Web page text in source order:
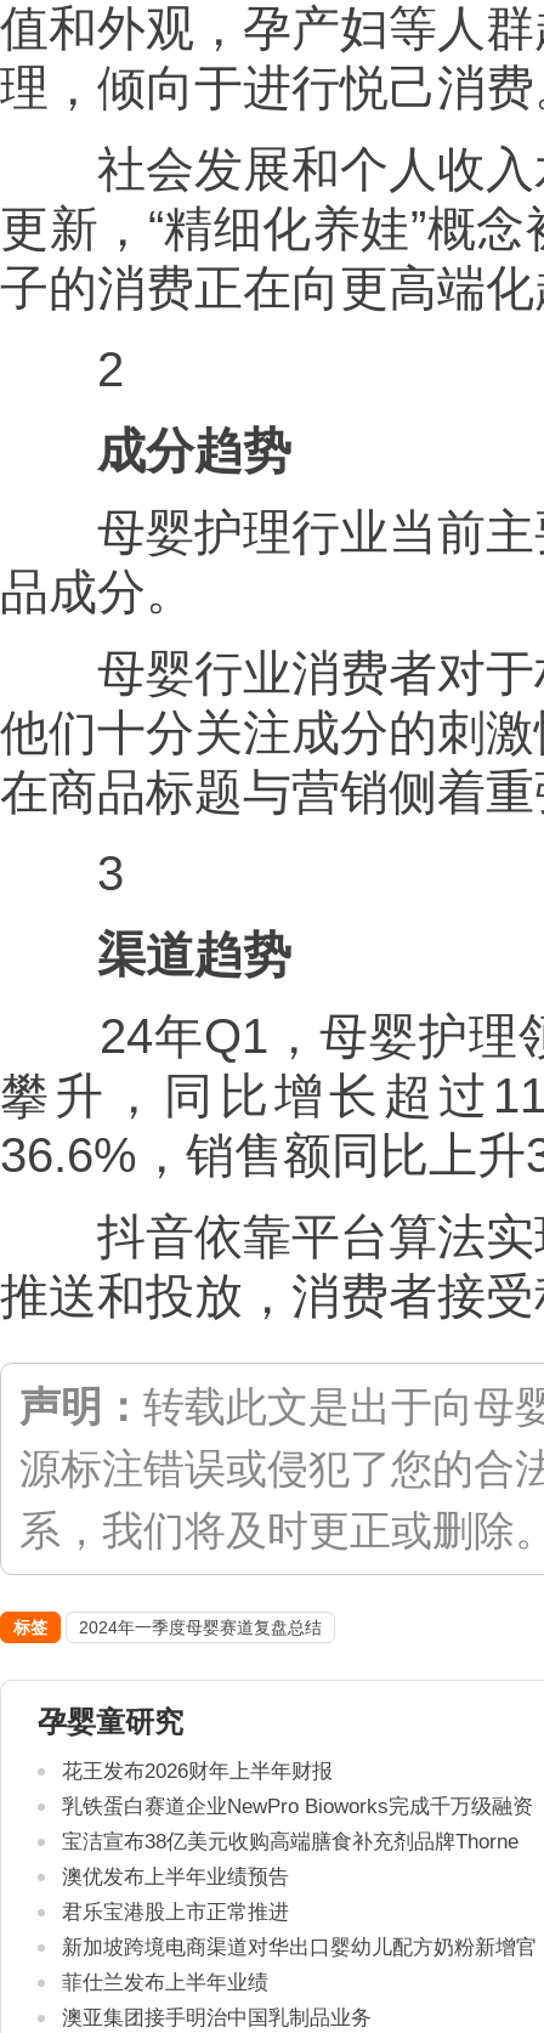
值和外观，孕产妇等人
理，倾向于进行悦己消
社会发展和个人收入
更新，“精细化养娃”概
子的消费正在向更高端
2
成分趋势
母婴护理行业当前主
品成分。
母婴行业消费者对于
他们十分关注成分的刺
在商品标题与营销侧着
3
渠道趋势
24年Q1，母婴护理
攀升，同比增长超过
36.6%，销售额同比上升
抖音依靠平台算法实
推送和投放，消费者接
声明： 转载此文是出于向母
源标注错误或侵犯了您的合
系，我们将及时更正或删除
标签 2024年一季度母婴赛道复盘总结
孕婴童研究
花王发布2026财年上半年财报
乳铁蛋白赛道企业NewPro Bioworks完成千万级融资
宝洁宣布38亿美元收购高端膳食补充剂品牌Thorne
澳优发布上半年业绩预告
君乐宝港股上市正常推进
新加坡跨境电商渠道对华出口婴幼儿配方奶粉新增官
方健康证书通关要求
菲仕兰发布上半年业绩
澳亚集团接手明治中国乳制品业务